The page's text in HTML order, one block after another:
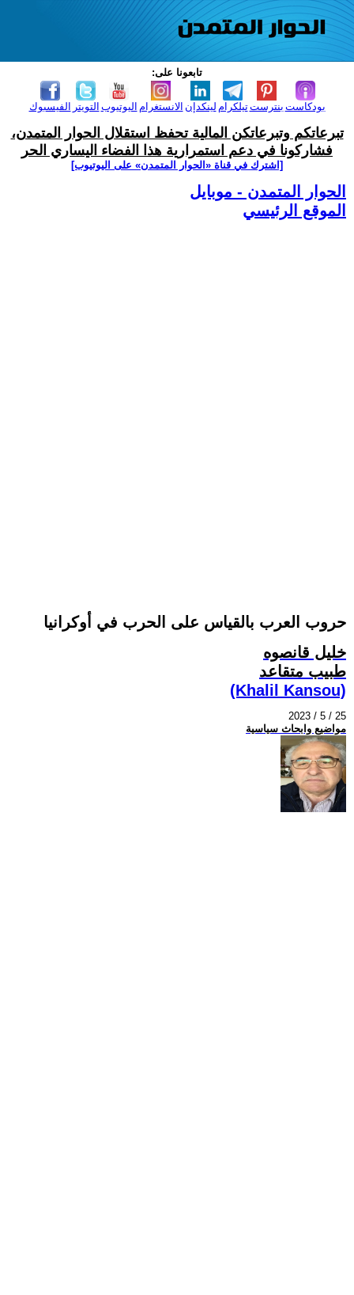
تابعونا على:
الفيسبوك التويتر اليوتيوب الانستغرام لينكدإن تيلكرامبنترست بودكاست
تبرعاتكم وتبرعاتكن المالية تحفظ استقلال الحوار المتمدن،
فشاركونا في دعم استمرارية هذا الفضاء اليساري الحر
[اشترك في قناة ‫«الحوار المتمدن» على اليوتيوب]
الحوار المتمدن - موبايل
الموقع الرئيسي
حروب العرب بالقياس على الحرب في أوكرانيا
خليل قانصوه
طبيب متقاعد
(Khalil Kansou)
2023 / 5 / 25
مواضيع وابحاث سياسية